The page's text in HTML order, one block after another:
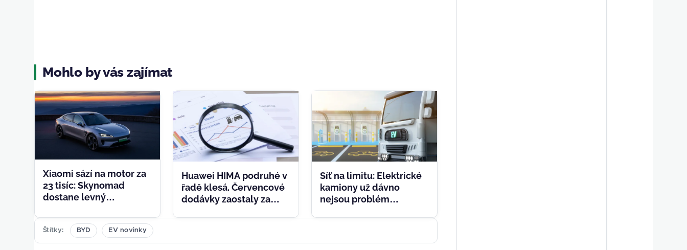
Mohlo by vás zajímat
Xiaomi sází na motor za
23 tisíc: Skynomad
dostane levný
Huawei HIMA podruhé v
řadě klesá. Červencové
dodávky zaostaly za
Síť na limitu: Elektrické
kamiony už dávno
nejsou problém
Štítky BYD EV novinky